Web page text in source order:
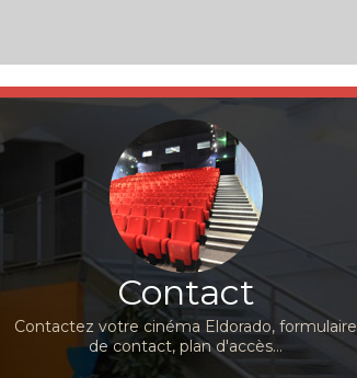
Contact
Contactez votre cinéma Eldorado, formulaire
de contact, plan d'accès...